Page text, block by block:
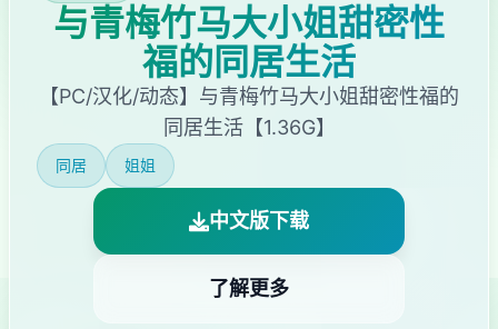
与青梅竹马大小姐甜密性
福的同居生活
【PC/汉化/动态】与青梅竹马大小姐甜密性福的
同居生活【1.36G】
同居 姐姐
中文版下载
了解更多